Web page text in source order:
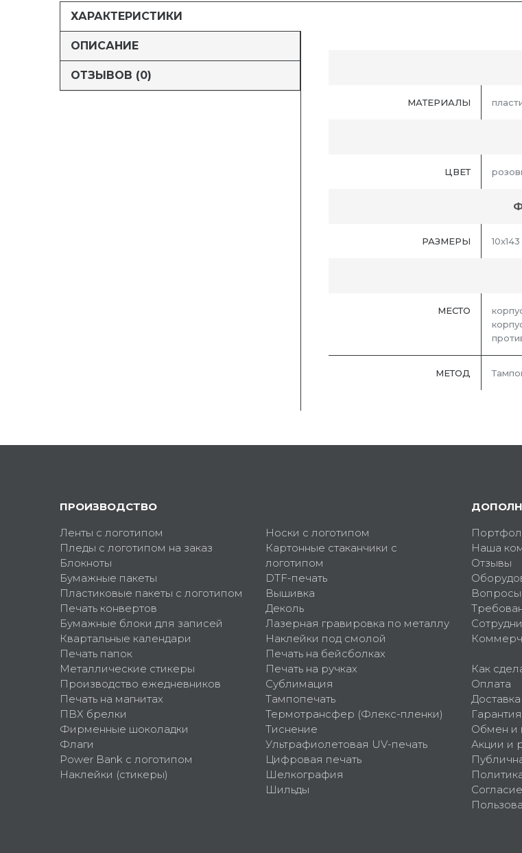
ХАРАКТЕРИСТИКИ
ОПИСАНИЕ
ОТЗЫВОВ (0)
МАТЕРИАЛЫ
ЦВЕТ
РАЗМЕРЫ
МЕСТО
МЕТОД
ПРОИЗВОДСТВО
Ленты с логотипом
Пледы с логотипом на заказ
Блокноты
Бумажные пакеты
Пластиковые пакеты с логотипом
Печать конвертов
Бумажные блоки для записей
Квартальные календари
Печать папок
Металлические стикеры
Производство ежедневников
Печать на магнитах
ПВХ брелки
Фирменные шоколадки
Флаги
Power Bank с логотипом
Наклейки (стикеры)
Носки с логотипом
Картонные стаканчики с
логотипом
DTF-печать
Вышивка
Деколь
Лазерная гравировка по металлу
Наклейки под смолой
Печать на бейсболках
Печать на ручках
Сублимация
Тампопечать
Термотрансфер (Флекс-пленки)
Тиснение
Ультрафиолетовая UV-печать
Цифровая печать
Шелкография
Шильды
Наша
Отзывы
Как
Оплата
Доставка
Обмен и
Акции и